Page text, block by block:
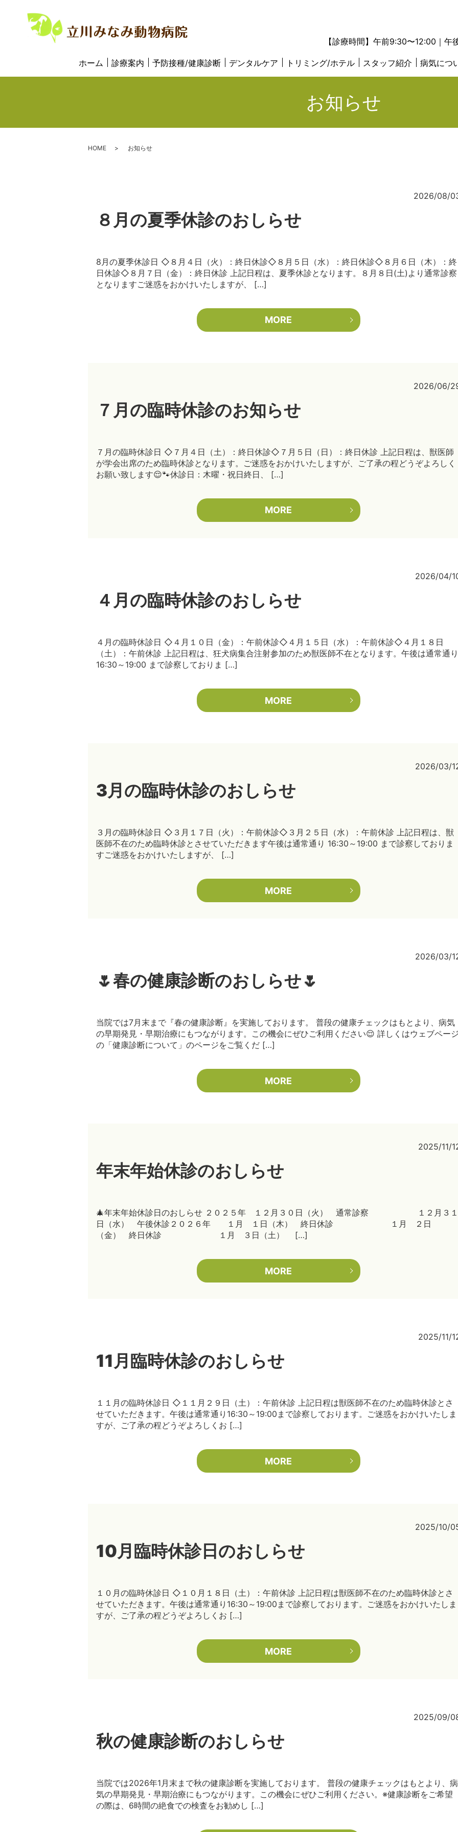
【診療時間】午前9:30〜12:00｜
ホーム 診療案内 予防接種/健康診断 デンタルケア トリミング/ホテル スタッフ紹介 病気につ
お知らせ
HOME お知らせ
2026/08/
８月の夏季休診のおしらせ
8月の夏季休診日 ◇８月４日（火）：終日休診◇８月５日（水）：終日休診◇８月６日（木）：終
日休診◇８月７日（金）：終日休診 上記日程は、夏季休診となります。８月８日(土)より通常診察
となりますご迷惑をおかけいたしますが、 […]
MORE
2026/06/
７月の臨時休診のお知らせ
７月の臨時休診日 ◇７月４日（土）：終日休診◇７月５日（日）：終日休診 上記日程は、獣医師
が学会出席のため臨時休診となります。ご迷惑をおかけいたしますが、ご了承の程どうぞよろしく
お願い致します😌🐾休診日：木曜・祝日終日、 […]
MORE
2026/04/
４月の臨時休診のおしらせ
４月の臨時休診日 ◇４月１０日（金）：午前休診◇４月１５日（水）：午前休診◇４月１８日
（土）：午前休診 上記日程は、狂犬病集合注射参加のため獣医師不在となります。午後は通常通り
16:30～19:00 まで診察しておりま […]
MORE
2026/03/
3月の臨時休診のおしらせ
３月の臨時休診日 ◇３月１７日（火）：午前休診◇３月２５日（水）：午前休診 上記日程は、獣
医師不在のため臨時休診とさせていただきます午後は通常通り 16:30～19:00 まで診察しておりま
すご迷惑をおかけいたしますが、 […]
MORE
2026/03/
🌷春の健康診断のおしらせ🌷
当院では7月末まで『春の健康診断』を実施しております。 普段の健康チェックはもとより、病気
の早期発見・早期治療にもつながります。この機会にぜひご利用ください😌 詳しくはウェブペー
の「健康診断について」のページをご覧くだ […]
MORE
2025/11/
年末年始休診のおしらせ
🎄年末年始休診日のおしらせ ２０２５年 １２月３０日（火） 通常診察 １２月３１
日（水） 午後休診２０２６年 １月 １日（木） 終日休診 １月 ２日
（金） 終日休診 １月 ３日（土） […]
MORE
2025/11/
11月臨時休診のおしらせ
１１月の臨時休診日 ◇１１月２９日（土）：午前休診 上記日程は獣医師不在のため臨時休診とさ
せていただきます。午後は通常通り16:30～19:00まで診察しております。ご迷惑をおかけいたしま
すが、ご了承の程どうぞよろしくお […]
MORE
2025/10/
10月臨時休診日のおしらせ
１０月の臨時休診日 ◇１０月１８日（土）：午前休診 上記日程は獣医師不在のため臨時休診とさ
せていただきます。午後は通常通り16:30～19:00まで診察しております。ご迷惑をおかけいたしま
すが、ご了承の程どうぞよろしくお […]
MORE
2025/09/
秋の健康診断のおしらせ
当院では2026年1月末まで秋の健康診断を実施しております。 普段の健康チェックはもとより、病
気の早期発見・早期治療にもつながります。この機会にぜひご利用ください。※健康診断をご希望
の際は、6時間の絶食での検査をお勧めし […]